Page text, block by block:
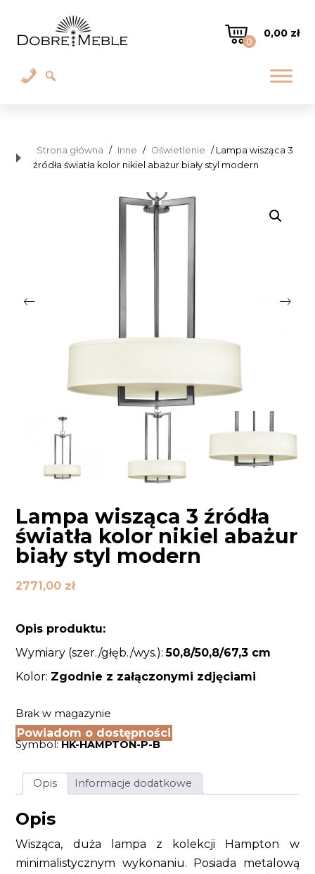
0
0,00 zł
Strona główna / Inne / Oświetlenie / Lampa wisząca 3
źródła światła kolor nikiel abażur biały styl modern
Lampa wisząca 3 źródła
światła kolor nikiel abażur
biały styl modern
2771,00 zł
Opis produktu:
Wymiary (szer./głęb./wys.):50,8/50,8/67,3 cm
Kolor: Zgodnie z załączonymi zdjęciami
Brak w magazynie
Powiadom o dostępności
Symbol:HK-HAMPTON-P-B
Opis Informacje dodatkowe
Opis
Wisząca, duża lampa z kolekcji Hampton w
minimalistycznym wykonaniu. Posiada metalową